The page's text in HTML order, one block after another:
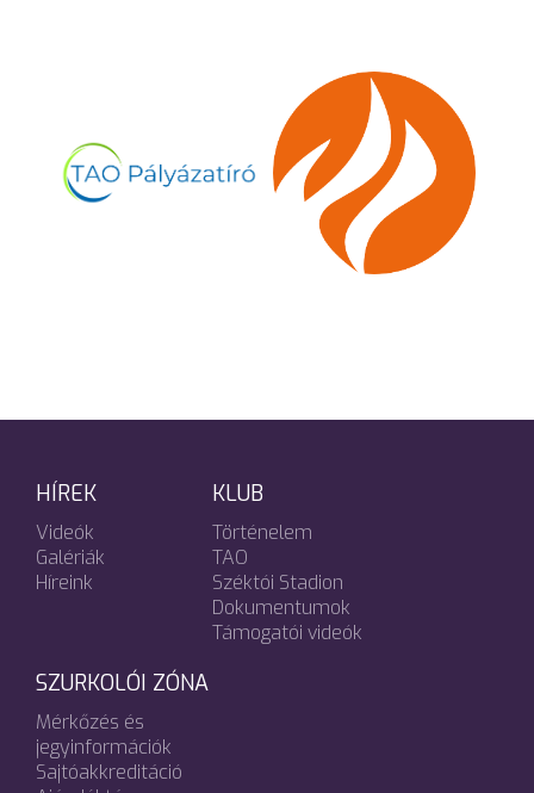
HÍREK
Videók
Galériák
Híreink
KLUB
Történelem
TAO
Széktói Stadion
Dokumentumok
Támogatói videók
SZURKOLÓI ZÓNA
Mérkőzés és
jegyinformációk
Sajtóakkreditáció